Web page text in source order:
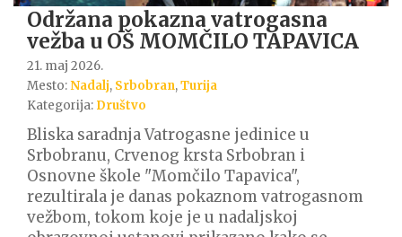
Održana pokazna vatrogasna
vežba u OŠ MOMČILO TAPAVICA
21. maj 2026.
Mesto:Nadalj, Srbobran,Turija
Kategorija: Društvo
Bliska saradnja Vatrogasne jedinice u
Srbobranu, Crvenog krsta Srbobran i
Osnovne škole "Momčilo Tapavica",
rezultirala je danas pokaznom vatrogasnom
vežbom, tokom koje je u nadaljskoj